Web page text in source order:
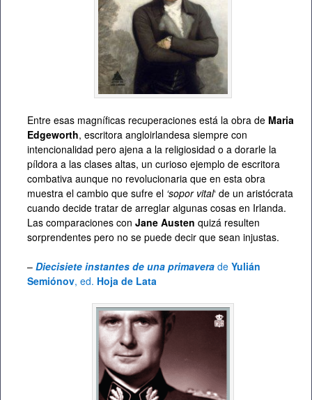
Entre esas magníficas recuperaciones está la obra de Maria
Edgeworth, escritora angloirlandesa siempre con
intencionalidad pero ajena a la religiosidad o a dorarle la
píldora a las clases altas, un curioso ejemplo de escritora
combativa aunque no revolucionaria que en esta obra
muestra el cambio que sufre el ‘sopor vital‘ de un aristócrata
cuando decide tratar de arreglar algunas cosas en Irlanda.
Las comparaciones con Jane Austen quizá resulten
sorprendentes pero no se puede decir que sean injustas.
– Diecisiete instantes de una primavera de Yulián
Semiónov, ed. Hoja de Lata